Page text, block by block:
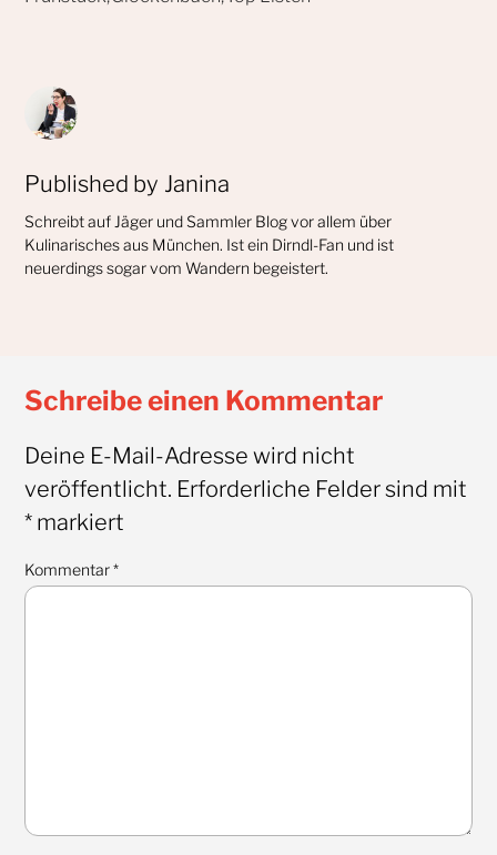
Published by Janina
Schreibt auf Jäger und Sammler Blog vor allem über
Kulinarisches aus München. Ist ein Dirndl-Fan und ist
neuerdings sogar vom Wandern begeistert.
Schreibe einen Kommentar
Deine E-Mail-Adresse wird nicht
veröffentlicht. Erforderliche Felder sind mit
*markiert
Kommentar*